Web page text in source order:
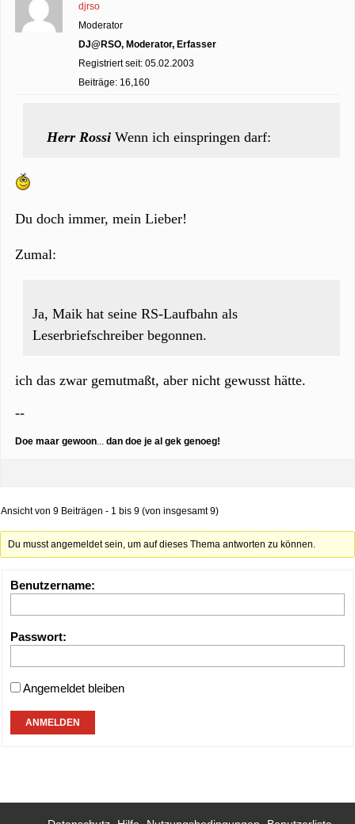
djrso
Moderator
DJ@RSO, Moderator, Erfasser
Registriert seit: 05.02.2003
Beiträge: 16,160
Herr Rossi Wenn ich einspringen darf:
Du doch immer, mein Lieber!
Zumal:
Ja, Maik hat seine RS-Laufbahn als
Leserbriefschreiber begonnen.
ich das zwar gemutmaßt, aber nicht gewusst hätte.
--
Doe maar gewoon... dan doe je al gek genoeg!
Ansicht von 9 Beiträgen - 1 bis 9 (von insgesamt 9)
Du musst angemeldet sein, um auf dieses Thema antworten zu können.
Benutzername:
Passwort:
Angemeldet bleiben
ANMELDEN